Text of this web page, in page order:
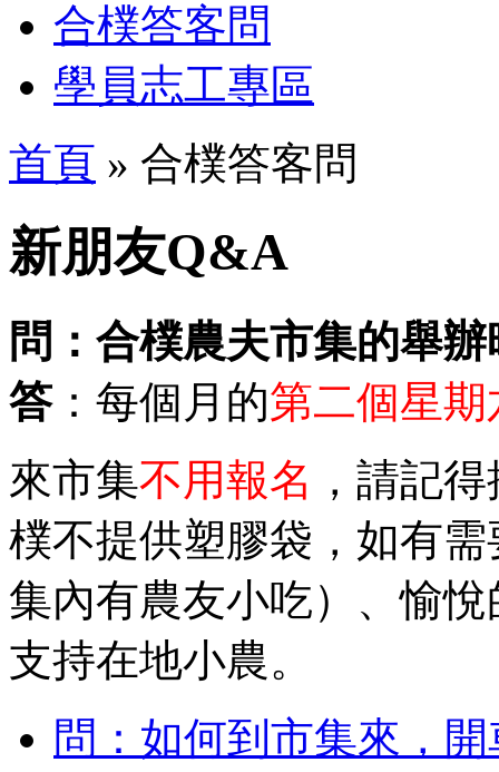
合樸答客問
學員志工專區
首頁 » 合樸答客問
新朋友Q&A
問：合樸農夫市集的舉
答：每個月的第二個星期
來市集不用報名 ，請記
樸不提供塑膠袋，如有
集內有農友小吃）、愉
支持在地小農。
問：如何到市集來，